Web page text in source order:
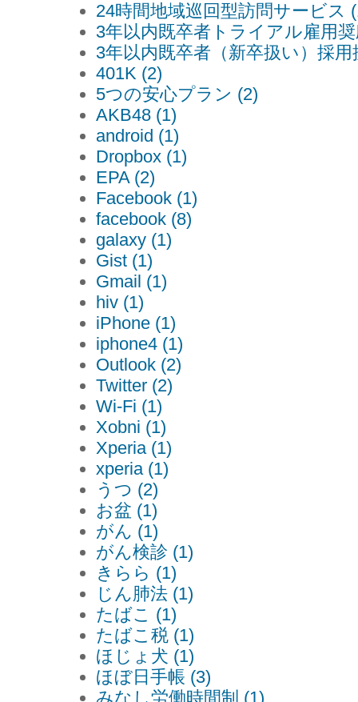
24時間地域巡回型訪問サービス
3年以内既卒者トライアル雇用
3年以内既卒者（新卒扱い）採用
401K (2)
5つの安心プラン (2)
AKB48 (1)
android (1)
Dropbox (1)
EPA (2)
Facebook (1)
facebook (8)
galaxy (1)
Gist (1)
Gmail (1)
hiv (1)
iPhone (1)
iphone4 (1)
Outlook (2)
Twitter (2)
Wi-Fi (1)
Xobni (1)
Xperia (1)
xperia (1)
うつ (2)
お盆 (1)
がん (1)
がん検診 (1)
きらら (1)
じん肺法 (1)
たばこ (1)
たばこ税 (1)
ほじょ犬 (1)
ほぼ日手帳 (3)
みなし労働時間制 (1)